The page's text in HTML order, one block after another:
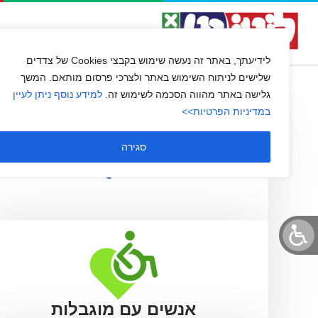
לידיעתך, באתר זה נעשה שימוש בקבצי Cookies של צדדים
שלישים לניתוח השימוש באתר ולצרכי פרסום מותאם. המשך
גלישה באתר מהווה הסכמה לשימוש זה. למידע נוסף ניתן לעיין
במדיניות הפרטיות>>
סגירה
בזכות
אנשים עם מוגבלות